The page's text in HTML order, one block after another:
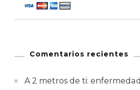
Comentarios recientes
A 2 metros de ti: